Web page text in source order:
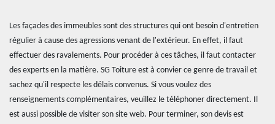
Les façades des immeubles sont des structures qui ont besoin d'entretien
régulier à cause des agressions venant de l'extérieur. En effet, il faut
effectuer des ravalements. Pour procéder à ces tâches, il faut contacter
des experts en la matière. SG Toiture est à convier ce genre de travail et
sachez qu'il respecte les délais convenus. Si vous voulez des
renseignements complémentaires, veuillez le téléphoner directement. Il
est aussi possible de visiter son site web. Pour terminer, son devis est